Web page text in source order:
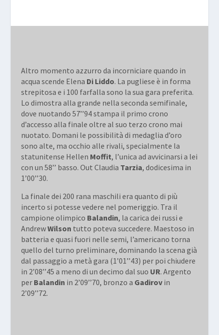
Altro momento azzurro da incorniciare quando in
acqua scende Elena Di Liddo. La pugliese è in forma
strepitosa e i 100 farfalla sono la sua gara preferita.
Lo dimostra alla grande nella seconda semifinale,
dove nuotando 57’’94 stampa il primo crono
d’accesso alla finale oltre al suo terzo crono mai
nuotato. Domani le possibilità di medaglia d’oro
sono alte, ma occhio alle rivali, specialmente la
statunitense Hellen Moffit, l’unica ad avvicinarsi a lei
con un 58’’ basso. Out Claudia Tarzia, dodicesima in
1’00’’30.
La finale dei 200 rana maschili era quanto di più
incerto si potesse vedere nel pomeriggio. Tra il
campione olimpico Balandin, la carica dei russi e
AndrewWilson tutto poteva succedere. Maestoso in
batteria e quasi fuori nelle semi, l’americano torna
quello del turno preliminare, dominando la scena già
dal passaggio a metà gara (1’01’’43) per poi chiudere
in 2’08’’45 a meno di un decimo dal suo UR. Argento
per Balandin in 2’09’’70, bronzo a Gadirovin
2’09’’72.